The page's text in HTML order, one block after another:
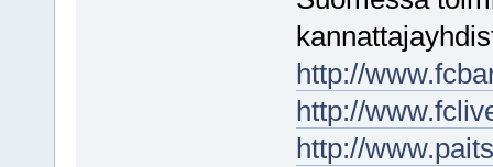
http://
http://
http://